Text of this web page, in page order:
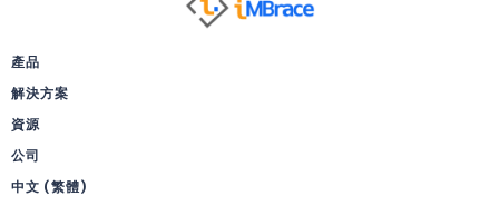
產品
解決方案
資源
公司
中文 (繁體)